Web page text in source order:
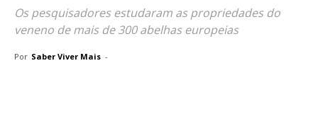
Os pesquisadores estudaram as propriedades do
veneno de mais de 300 abelhas europeias
Por Saber Viver Mais -